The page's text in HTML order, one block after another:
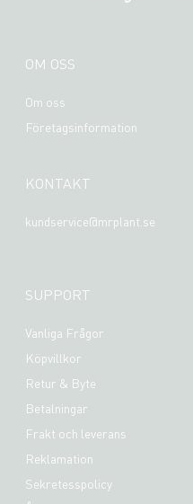
OM OSS
Om oss
Företagsinformation
KONTAKT
kundservice@mrplant.se
SUPPORT
Vanliga Frågor
Köpvillkor
Retur & Byte
Betalningar
Frakt och leverans
Reklamation
Sekretesspolicy